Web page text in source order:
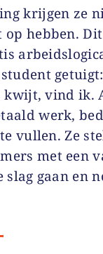
krijgen ze
hebben.
kwijt, vind ik.
werk,
vullen. Ze
met een
gaan en